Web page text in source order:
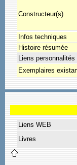
Constructeur(s)
Infos techniques
Histoire résumée
Liens personnalités
Exemplaires
Liens WEB
Livres